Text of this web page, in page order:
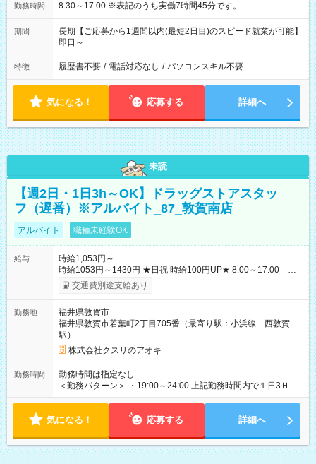
勤務時間 8:30～17:00 ※表記のうち実働7時間45分です。
期間
長期【ご応募から1週間以内(最短2日目)のスピード就業が可能】
即日～
特徴 履歴書不要 / 電話対応なし / パソコンスキル不要
気になる！ 応募する 詳細へ
未読
【週2日・1日3h～OK】ドラッグストアスタッ
フ（遅番）※アルバイト_87_敦賀南店
アルバイト 職種未経験OK
給与
時給1,053円～
時給1053円～1430円 ★日祝 時給100円UP★ 8:00～17:00 時
給1053円 17:00～22:00 時給1053円 ★下記当社条件に対応で
きる方の時給 8:00～17:00 +147円 17:00～22:00 +247円 【手
以上 水 日曜日出勤可能な方 2.当社近隣店舗へのヘルプが可能な
方 3.下記の時間での勤務が可能な方 ・ 8:30～ ・ ～
交通費別途支給あり
勤務地
福井県敦賀市
福井県敦賀市若葉町2丁目705番（最寄り駅：小浜線 西敦賀
駅）
株式会社クスリのアオキ
勤務時間
勤務時間は指定なし
＜勤務パターン＞ ・19:00～24:00 上記勤務時間内で１日3Ｈ以
上 ※1日の実働時間が法定労働時間（1日8時間）を超えることは
気になる！ 応募する 詳細へ